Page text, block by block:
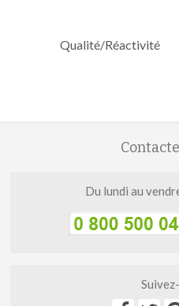
Qualité/Réactivité
Du lundi au